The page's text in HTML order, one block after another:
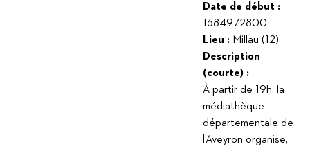
Date de début :
1684972800
Lieu :Millau (12)
Description
(courte) :
À partir de 19h, la
médiathèque
départementale de
l’Aveyron organise,